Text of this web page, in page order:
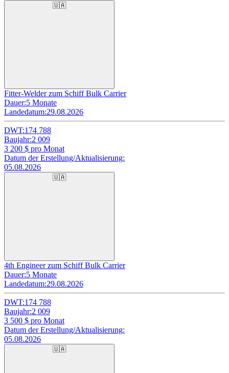
🇺🇦
Fitter-Welder zum Schiff Bulk Carrier
Dauer:5 Monate
Landedatum:29.08.2026
DWT:174 788
Baujahr:2 009
3 200 $ pro Monat
Datum der Erstellung/Aktualisierung:
05.08.2026
🇺🇦
4th Engineer zum Schiff Bulk Carrier
Dauer:5 Monate
Landedatum:29.08.2026
DWT:174 788
Baujahr:2 009
3 500 $ pro Monat
Datum der Erstellung/Aktualisierung:
05.08.2026
🇺🇦